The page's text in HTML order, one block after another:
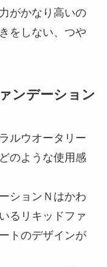
がかなり高いの
をしない、つや
ンデーション
ルウオータリー
のような使用感
ションＮはかわ
るリキッドファ
トのデザインが